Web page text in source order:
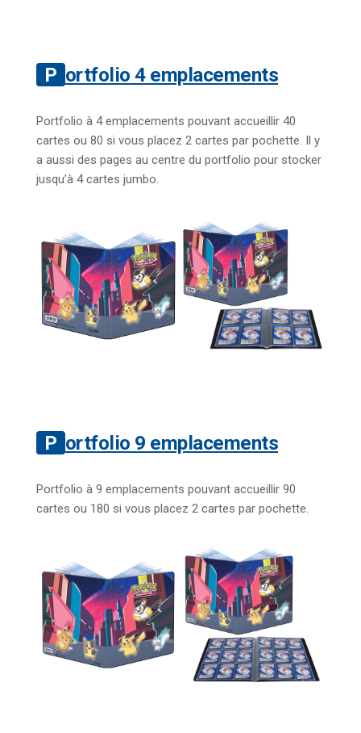
Portfolio 4 emplacements
Portfolio à 4 emplacements pouvant accueillir 40
cartes ou 80 si vous placez 2 cartes par pochette. Il y
a aussi des pages au centre du portfolio pour stocker
jusqu’à 4 cartes jumbo.
Portfolio 9 emplacements
Portfolio à 9 emplacements pouvant accueillir 90
cartes ou 180 si vous placez 2 cartes par pochette.